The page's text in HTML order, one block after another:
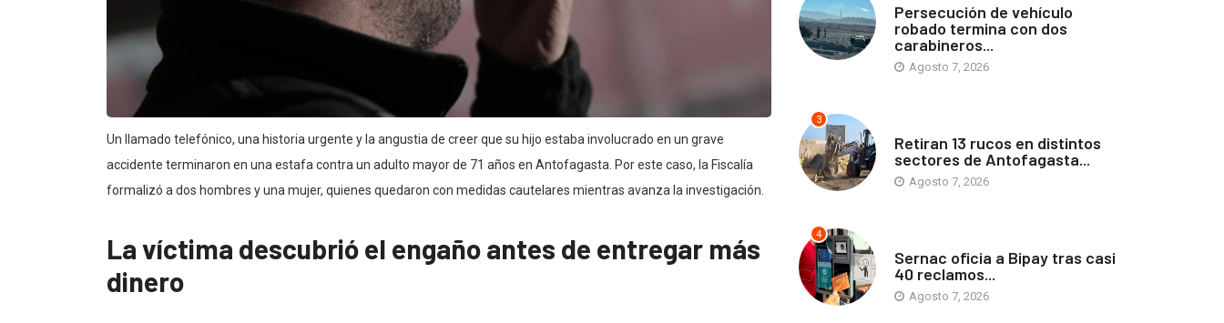
Un llamado telefónico, una historia urgente y la angustia de creer que su hijo estaba involucrado en un grave
accidente terminaron en una estafa contra un adulto mayor de 71 años en Antofagasta. Por este caso, la Fiscalía
formalizó a dos hombres y una mujer, quienes quedaron con medidas cautelares mientras avanza la investigación.
La víctima descubrió el engaño antes de entregar más
dinero
Persecución de vehículo
robado termina con dos
carabineros...
Agosto 7, 2026
3
Retiran 13 rucos en distintos
sectores de Antofagasta...
Agosto 7, 2026
4
Sernac oficia a Bipay tras casi
40 reclamos...
Agosto 7, 2026